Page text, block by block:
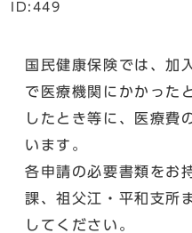
ID:449
国民健康保険では、加
で医療機関にかかった
したとき等に、医療費
います。
各申請の必要書類をお
課、祖父江・平和支所
してください。